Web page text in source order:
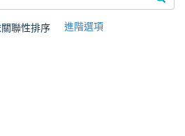
聯性排序 進階選項